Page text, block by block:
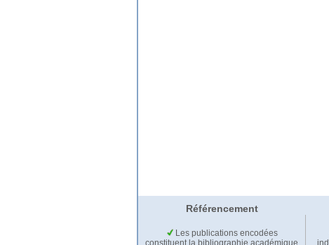
Référencement
Les publications encodées